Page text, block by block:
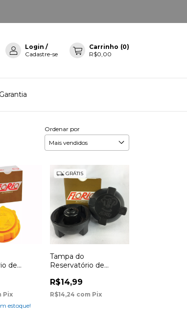
Login /
Cadastre-se
Carrinho (0)
R$0,00
Garantia
Ordenar por
de
98, Fiesta
Ka
Focus
Pix
estoque!
GRÁTIS
Tampa do
Reservatório de
97, F250, F 350, F
4000
R$14,99
R$14,24 com Pix